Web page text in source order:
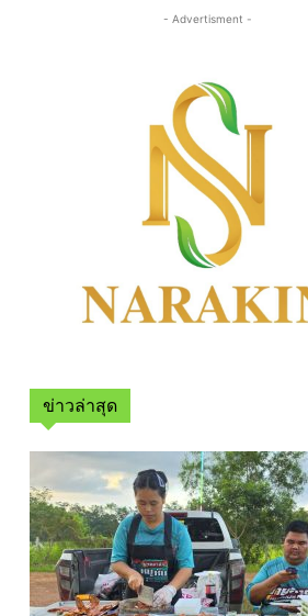
- Advertisment -
ข่าวล่าสุด